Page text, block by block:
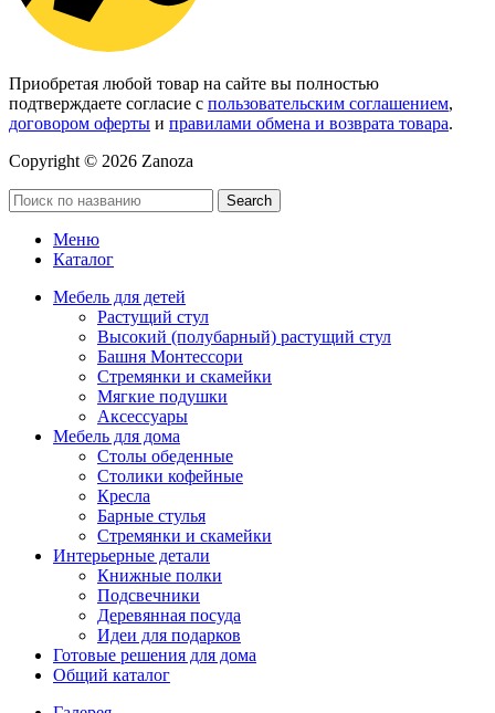
Приобретая любой товар на сайте вы полностью
подтверждаете согласие с пользовательским соглашением,
договором оферты и правилами обмена и возврата товара.
Copyright © 2026 Zanoza
Search
Меню
Каталог
Мебель для детей
Растущий стул
Высокий (полубарный) растущий стул
Башня Монтессори
Стремянки и скамейки
Мягкие подушки
Аксессуары
Мебель для дома
Столы обеденные
Столики кофейные
Кресла
Барные стулья
Стремянки и скамейки
Интерьерные детали
Книжные полки
Подсвечники
Деревянная посуда
Идеи для подарков
Готовые решения для дома
Общий каталог